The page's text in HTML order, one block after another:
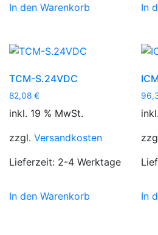
In den Warenkorb In
TCM-S.24VDC
82,08 €
inkl. 19 % MwSt.
zzgl. Versandkosten
Lieferzeit: 2-4 Werktage
In den Warenkorb In